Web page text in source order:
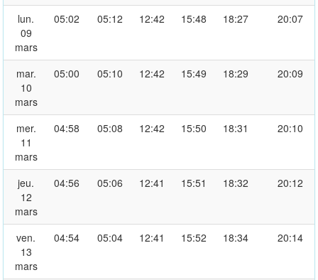
lun.
09
mars
05:02 05:12 12:42 15:48 18:27 20:07
mar.
10
mars
05:00 05:10 12:42 15:49 18:29 20:09
mer.
11
mars
04:58 05:08 12:42 15:50 18:31 20:10
jeu.
12
mars
04:56 05:06 12:41 15:51 18:32 20:12
ven.
13
mars
04:54 05:04 12:41 15:52 18:34 20:14